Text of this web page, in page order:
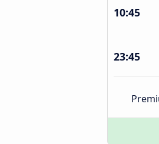
10:45
23:45